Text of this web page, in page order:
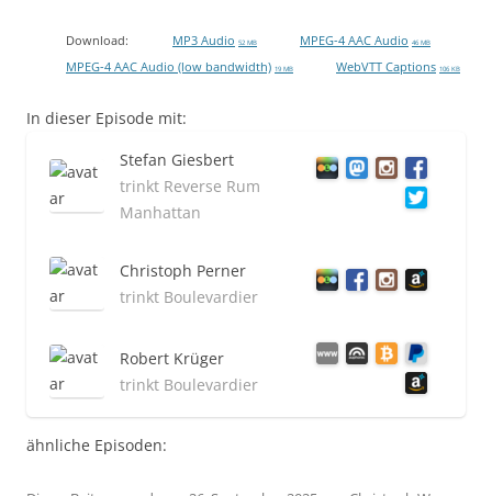
Download: MP3 Audio 52 MB MPEG-4 AAC Audio 46 MB
MPEG-4 AAC Audio (low bandwidth) 19 MB WebVTT Captions 106 KB
In dieser Episode mit:
Stefan Giesbert
trinkt Reverse Rum
Manhattan
Christoph Perner
trinkt Boulevardier
Robert Krüger
trinkt Boulevardier
ähnliche Episoden: